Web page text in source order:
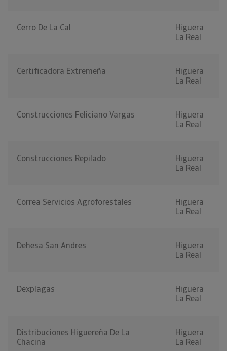
Cerro De La Cal
Higuera
La Real
Certificadora Extremeña
Higuera
La Real
Construcciones Feliciano Vargas
Higuera
La Real
Construcciones Repilado
Higuera
La Real
Correa Servicios Agroforestales
Higuera
La Real
Dehesa San Andres
Higuera
La Real
Dexplagas
Higuera
La Real
Distribuciones Higuereña De La
Chacina
Higuera
La Real